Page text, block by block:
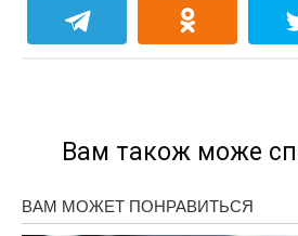
Вам також може